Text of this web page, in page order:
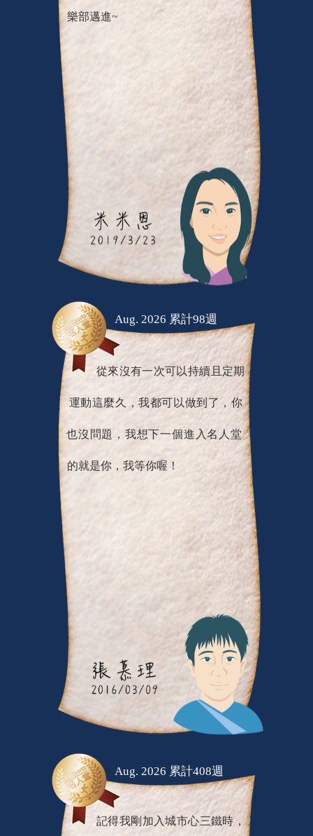
Aug. 2026 累計98週
從來沒有一次可以持續且定期
運動這麼久，我都可以做到了，你
也沒問題，我想下一個進入名人堂
的就是你，我等你喔！
記得我剛加入城市心三鐵時，